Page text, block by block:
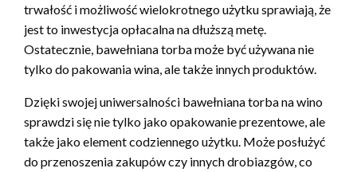
trwałość i możliwość wielokrotnego użytku sprawiają, że
jest to inwestycja opłacalna na dłuższą metę.
Ostatecznie, bawełniana torba może być używana nie
tylko do pakowania wina, ale także innych produktów.
Dzięki swojej uniwersalności bawełniana torba na wino
sprawdzi się nie tylko jako opakowanie prezentowe, ale
także jako element codziennego użytku. Może posłużyć
do przenoszenia zakupów czy innych drobiazgów, co